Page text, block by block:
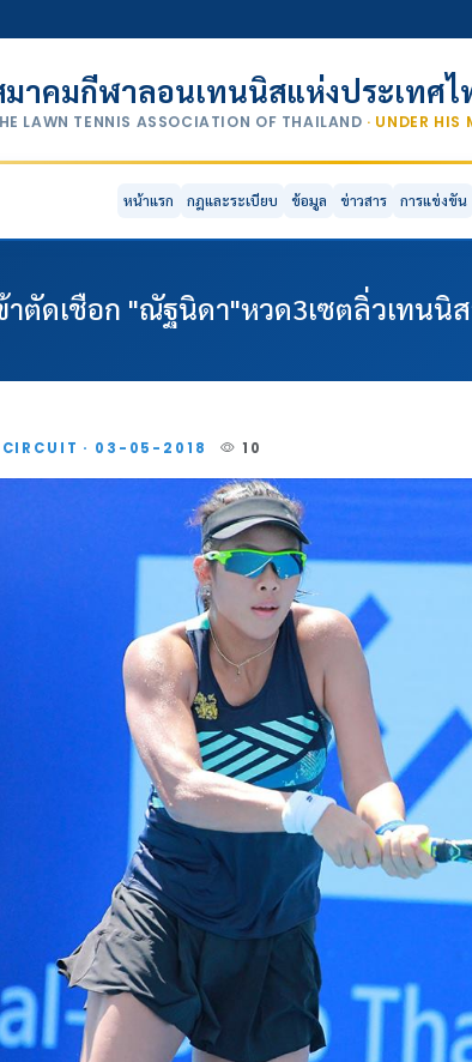
มาคมกีฬาลอนเทนนิสแห่งประเทศ
LAWN TENNIS ASSOCIATION OF THAILAND · UNDER HIS
หน้าแรก กฎและระเบียบ ข้อมูล ข่าวสาร การแข่งขัน
ตัดเชือก "ณัฐนิดา"หวด3เซตลิ่วเทนนิ
CIRCUIT · 03-05-2018 10